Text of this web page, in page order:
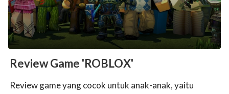
Review Game 'ROBLOX'
Review game yang cocok untuk anak-anak, yaitu